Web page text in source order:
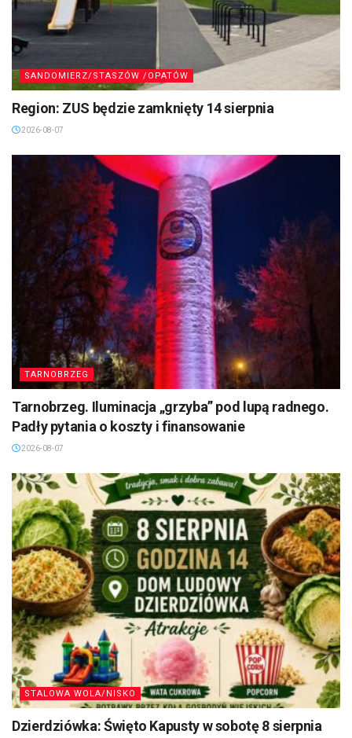
SANDOMIERZ/STASZÓW /OPATÓW
Region: ZUS będzie zamknięty 14 sierpnia
2026-08-07
TARNOBRZEG
Tarnobrzeg. Iluminacja „grzyba” pod lupą radnego.
Padły pytania o koszty i finansowanie
2026-08-07
STALOWA WOLA/NISKO
Dzierdziówka: Święto Kapusty w sobotę 8 sierpnia